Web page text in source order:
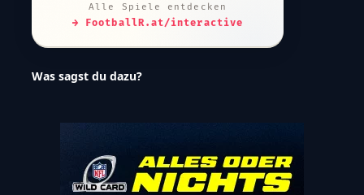
Alle Spiele entdecken
→ FootballR.at/interactive
Was sagst du dazu?